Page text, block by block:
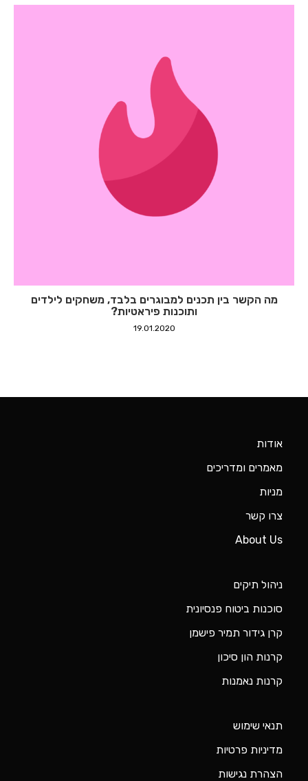
מה הקשר בין תכנים למבוגרים בלבד, משחקים לילדים
ותוכנות פיראטיות?
19.01.2020
אודות
מאמרים ומדריכים
מניות
צרו קשר
About Us
ניהול תיקים
סוכנות ביטוח פנסיונית
קרן גידור תמיר פישמן
קרנות הון סיכון
קרנות נאמנות
תנאי שימוש
מדיניות פרטיות
הצהרת נגישות